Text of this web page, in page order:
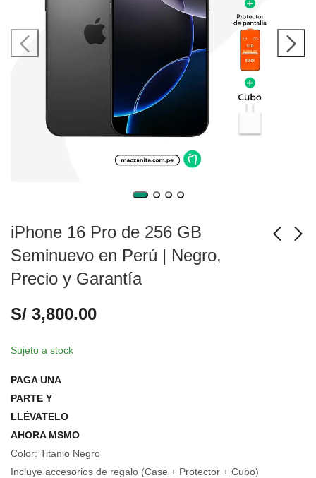
iPhone 16 Pro de 256 GB
Seminuevo en Perú | Negro,
Precio y Garantía
S/ 3,800.00
Sujeto a stock
PAGA UNA
PARTE Y
LLÉVATELO
AHORA MSMO
Color: Titanio Negro
Incluye accesorios de regalo (Case + Protector + Cubo)